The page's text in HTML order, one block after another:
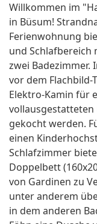
Willkommen im
in Büsum!
Ferienwohnung
und Schlafbereich
zwei Badezimmer.
vor dem
Elektro-Kamin für
vollausgestatteten
gekocht werden.
einen
Schlafzimmer
Doppelbett
von Gardinen zu
unter anderem
in dem anderen